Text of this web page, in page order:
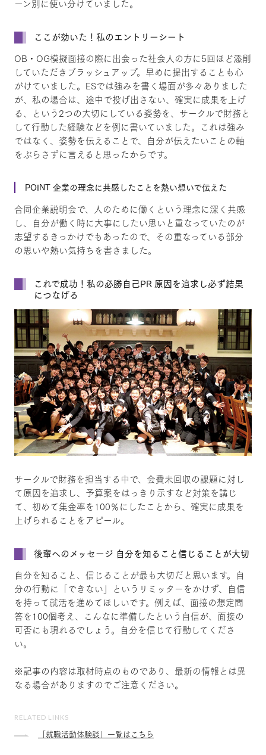
ーン別に使い分けていました。
ここが効いた！私のエントリーシート
OB・OG模擬面接の際に出会った社会人の方に5回ほど添削
していただきブラッシュアップ。早めに提出することも心
がけていました。ESでは強みを書く場面が多々ありました
が、私の場合は、途中で投げ出さない、確実に成果を上げ
る、という2つの大切にしている姿勢を、サークルで財務と
して行動した経験などを例に書いていました。これは強み
ではなく、姿勢を伝えることで、自分が伝えたいことの軸
をぶらさずに言えると思ったからです。
POINT 企業の理念に共感したことを熱い想いで伝えた
合同企業説明会で、人のために働くという理念に深く共感
し、自分が働く時に大事にしたい思いと重なっていたのが
志望するきっかけでもあったので、その重なっている部分
の思いや熱い気持ちを書きました。
これで成功！私の必勝自己PR 原因を追求し必ず結果
につなげる
サークルで財務を担当する中で、会費未回収の課題に対し
て原因を追求し、予算案をはっきり示すなど対策を講じ
て、初めて集金率を100％にしたことから、確実に成果を
上げられることをアピール。
後輩へのメッセージ 自分を知ること信じることが大切
自分を知ること、信じることが最も大切だと思います。自
分の行動に「できない」というリミッターをかけず、自信
を持って就活を進めてほしいです。例えば、面接の想定問
答を100個考え、こんなに準備したという自信が、面接の
可否にも現れるでしょう。自分を信じて行動してくださ
い。
※記事の内容は取材時点のものであり、最新の情報とは異
なる場合がありますのでご注意ください。
RELATED LINKS
「就職活動体験談」一覧はこちら